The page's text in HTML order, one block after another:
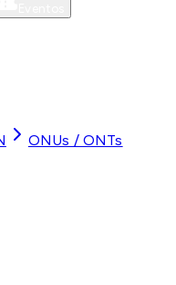
ONUs / ONTs